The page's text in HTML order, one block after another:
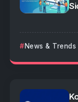
News & Trends